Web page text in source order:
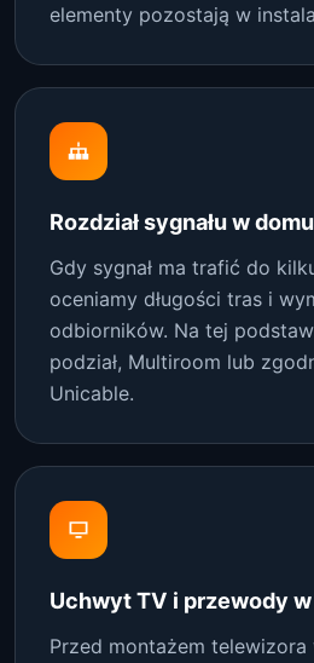
elementy pozostają w
Rozdział sygnału w
Gdy sygnał ma trafić do
oceniamy długości tras i
odbiorników. Na tej
podział, Multiroom lub
Unicable.
Uchwyt TV i przewody
Przed montażem telewizora